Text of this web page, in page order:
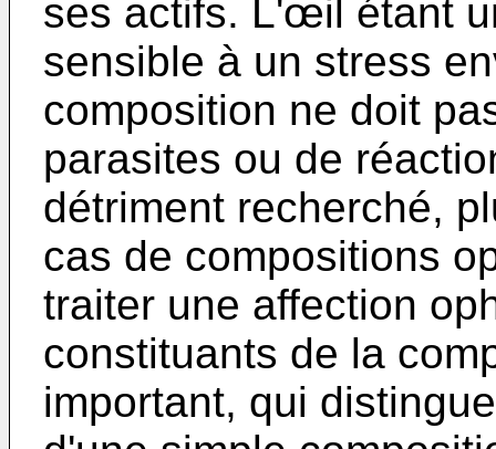
ses actifs. L'œil étant
sensible à un stress
composition ne doit
parasites ou de
détriment recherché,
cas de compositions
traiter une affection
constituants de la
important, qui